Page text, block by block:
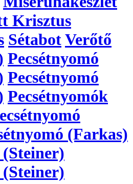
Krisztus
SétabotVerőtő
Pecsétnyomó
Pecsétnyomó
Pecsétnyomók
(Farkas)
(Steiner)
(Steiner)